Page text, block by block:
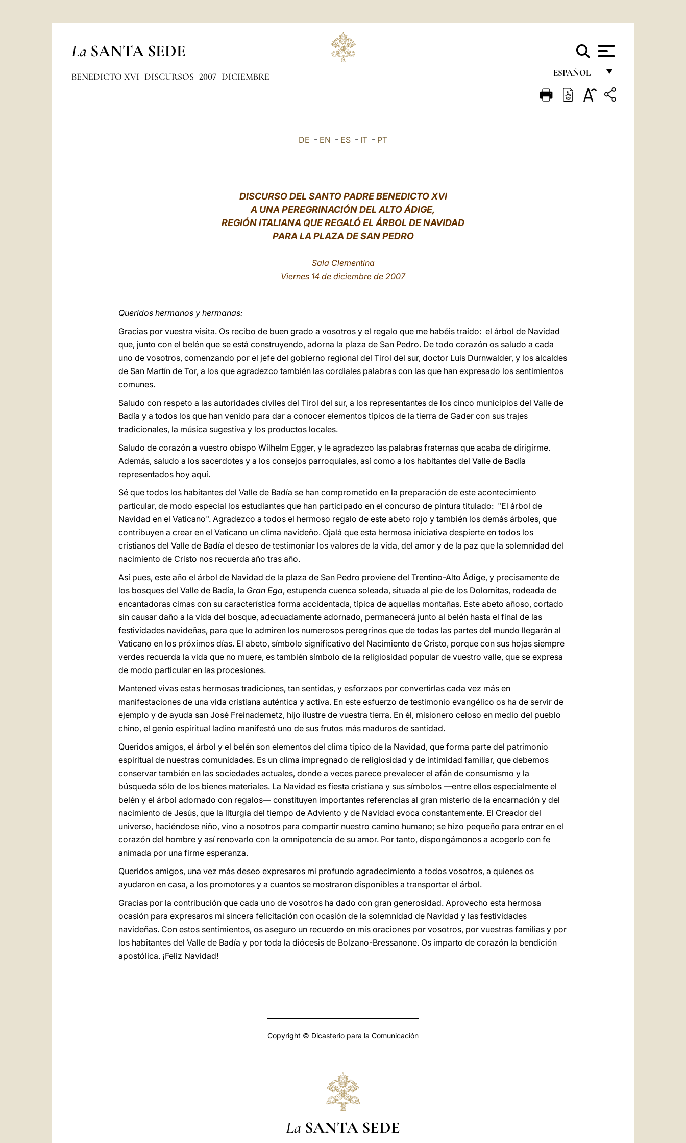
La SANTA SEDE
ESPAÑOL
FRANÇAIS
BENEDICTO XVI DISCURSOS 2007 DICIEMBRE
DE - EN - ES - IT - PT
DISCURSO DEL SANTO PADRE BENEDICTO XVI
A UNA PEREGRINACIÓN DEL ALTO ÁDIGE,
REGIÓN ITALIANA QUE REGALÓ EL ÁRBOL DE NAVIDAD
PARA LA PLAZA DE SAN PEDRO
Sala Clementina
Viernes 14 de diciembre de 2007
Queridos hermanos y hermanas:
Gracias por vuestra visita. Os recibo de buen grado a vosotros y el regalo que me habéis traído: el árbol de Navidad
que, junto con el belén que se está construyendo, adorna la plaza de San Pedro. De todo corazón os saludo a cada
uno de vosotros, comenzando por el jefe del gobierno regional del Tirol del sur, doctor Luis Durnwalder, y los alcaldes
de San Martín de Tor, a los que agradezco también las cordiales palabras con las que han expresado los sentimientos
comunes.
Saludo con respeto a las autoridades civiles del Tirol del sur, a los representantes de los cinco municipios del Valle de
Badía y a todos los que han venido para dar a conocer elementos típicos de la tierra de Gader con sus trajes
tradicionales, la música sugestiva y los productos locales.
Saludo de corazón a vuestro obispo Wilhelm Egger, y le agradezco las palabras fraternas que acaba de dirigirme.
Además, saludo a los sacerdotes y a los consejos parroquiales, así como a los habitantes del Valle de Badía
representados hoy aquí.
Sé que todos los habitantes del Valle de Badía se han comprometido en la preparación de este acontecimiento
particular, de modo especial los estudiantes que han participado en el concurso de pintura titulado: "El árbol de
Navidad en el Vaticano". Agradezco a todos el hermoso regalo de este abeto rojo y también los demás árboles, que
contribuyen a crear en el Vaticano un clima navideño. Ojalá que esta hermosa iniciativa despierte en todos los
cristianos del Valle de Badía el deseo de testimoniar los valores de la vida, del amor y de la paz que la solemnidad del
nacimiento de Cristo nos recuerda año tras año.
Así pues, este año el árbol de Navidad de la plaza de San Pedro proviene del Trentino-Alto Ádige, y precisamente de
los bosques del Valle de Badía, la Gran Ega, estupenda cuenca soleada, situada al pie de los Dolomitas, rodeada de
encantadoras cimas con su característica forma accidentada, típica de aquellas montañas. Este abeto añoso, cortado
sin causar daño a la vida del bosque, adecuadamente adornado, permanecerá junto al belén hasta el final de las
festividades navideñas, para que lo admiren los numerosos peregrinos que de todas las partes del mundo llegarán al
Vaticano en los próximos días. El abeto, símbolo significativo del Nacimiento de Cristo, porque con sus hojas siempre
verdes recuerda la vida que no muere, es también símbolo de la religiosidad popular de vuestro valle, que se expresa
de modo particular en las procesiones.
Mantened vivas estas hermosas tradiciones, tan sentidas, y esforzaos por convertirlas cada vez más en
manifestaciones de una vida cristiana auténtica y activa. En este esfuerzo de testimonio evangélico os ha de servir de
ejemplo y de ayuda san José Freinademetz, hijo ilustre de vuestra tierra. En él, misionero celoso en medio del pueblo
chino, el genio espiritual ladino manifestó uno de sus frutos más maduros de santidad.
Queridos amigos, el árbol y el belén son elementos del clima típico de la Navidad, que forma parte del patrimonio
espiritual de nuestras comunidades. Es un clima impregnado de religiosidad y de intimidad familiar, que debemos
conservar también en las sociedades actuales, donde a veces parece prevalecer el afán de consumismo y la
búsqueda sólo de los bienes materiales. La Navidad es fiesta cristiana y sus símbolos —entre ellos especialmente el
belén y el árbol adornado con regalos— constituyen importantes referencias al gran misterio de la encarnación y del
nacimiento de Jesús, que la liturgia del tiempo de Adviento y de Navidad evoca constantemente. El Creador del
universo, haciéndose niño, vino a nosotros para compartir nuestro camino humano; se hizo pequeño para entrar en el
corazón del hombre y así renovarlo con la omnipotencia de su amor. Por tanto, dispongámonos a acogerlo con fe
animada por una firme esperanza.
Queridos amigos, una vez más deseo expresaros mi profundo agradecimiento a todos vosotros, a quienes os
ayudaron en casa, a los promotores y a cuantos se mostraron disponibles a transportar el árbol.
Gracias por la contribución que cada uno de vosotros ha dado con gran generosidad. Aprovecho esta hermosa
ocasión para expresaros mi sincera felicitación con ocasión de la solemnidad de Navidad y las festividades
navideñas. Con estos sentimientos, os aseguro un recuerdo en mis oraciones por vosotros, por vuestras familias y por
los habitantes del Valle de Badía y por toda la diócesis de Bolzano-Bressanone. Os imparto de corazón la bendición
apostólica. ¡Feliz Navidad!
Copyright © Dicasterio para la Comunicación
La SANTA SEDE